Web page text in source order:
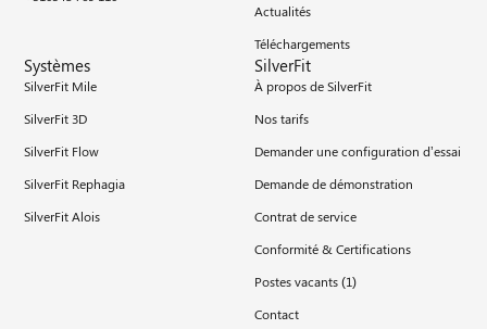
Actualités
Téléchargements
Systèmes
SilverFit Mile
SilverFit 3D
SilverFit Flow
SilverFit Rephagia
SilverFit Alois
SilverFit
À propos de SilverFit
Nos tarifs
Demander une configuration d’essai
Demande de démonstration
Contrat de service
Conformité & Certifications
Postes vacants (1)
Contact